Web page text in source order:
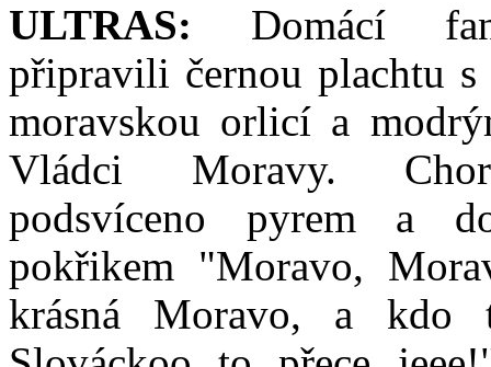
ULTRAS: Domácí
připravili černou plachtu s
moravskou orlicí a
Vládci Moravy.
podsvíceno pyrem a
pokřikem "Moravo,
krásná Moravo, a kdo